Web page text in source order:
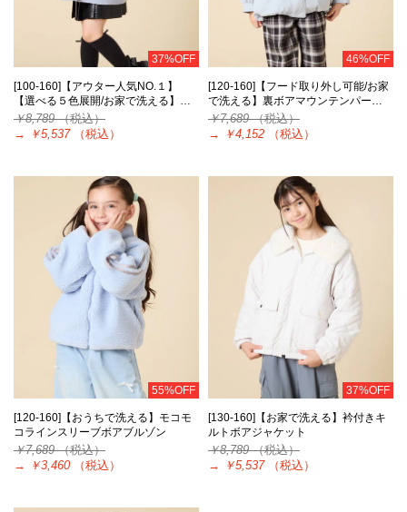
37%OFF
[100-160]【アウター人気NO.１】
【選べる５色展開/お家で洗える】…
￥8,789（税込）
→
￥5,537 （税込）
46%OFF
[120-160]【フード取り外し可能/お家
で洗える】裏ボアマウンテンパー…
￥7,689（税込）
→
￥4,152 （税込）
55%OFF
[120-160]【おうちで洗える】モコモ
コラインスリーブボアブルゾン
￥7,689（税込）
→
￥3,460 （税込）
37%OFF
[130-160]【お家で洗える】衿付きキ
ルトボアジャケット
￥8,789（税込）
→
￥5,537 （税込）